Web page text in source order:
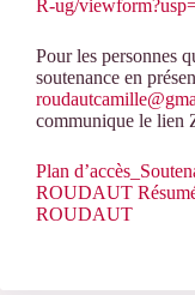
R-ug/
Pour les personnes
soutenance en
communique le lien
Plan
ROUDAUT
ROUDAUT